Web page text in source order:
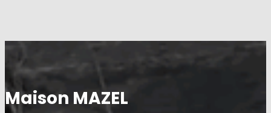
Maison MAZEL